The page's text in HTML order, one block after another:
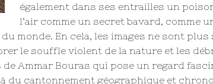
également dans ses entrailles un
l’air comme un secret bavard, comme
monde. En cela, les images ne sont plus
le souffle violent de la nature et les
Ammar Bouras qui pose un regard
du cantonnement géographique et